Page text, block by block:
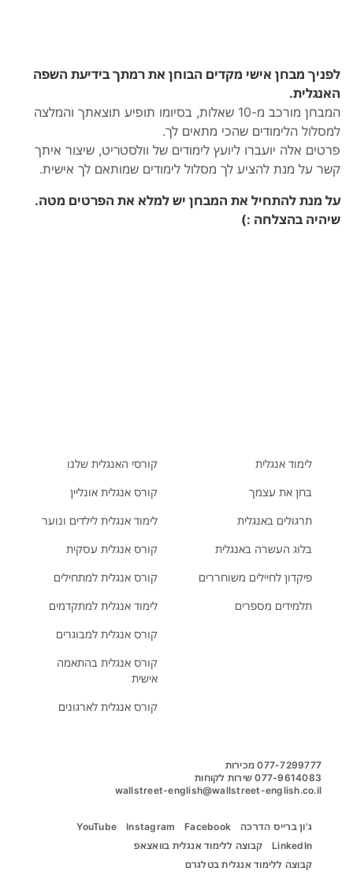
לפניך מבחן אישי מקדים הבוחן את רמתך בידיעת השפה
האנגלית.
המבחן מורכב מ-10 שאלות, בסיומו תופיע תוצאתך והמלצה
למסלול הלימודים שהכי מתאים לך.
פרטים אלה יועברו ליועץ לימודים של וולסטריט, שיצור איתך
קשר על מנת להציע לך מסלול לימודים שמותאם לך אישית.
על מנת להתחיל את המבחן יש למלא את הפרטים מטה.
שיהיה בהצלחה :)
לימוד אנגלית
בחן את עצמך
תרגולים באנגלית
בלוג העשרה באנגלית
פיקדון לחיילים משוחררים
תלמידים מספרים
קורסי האנגלית שלנו
קורס אנגלית אונליין
לימוד אנגלית לילדים ונוער
קורס אנגלית עסקית
קורס אנגלית למתחילים
לימוד אנגלית למתקדמים
קורס אנגלית למבוגרים
קורס אנגלית בהתאמה
אישית
קורס אנגלית לארגונים
077-9614083 שירות לקוחות
wallstreet-english@wallstreet-english.co.il
ג'ון ברייס הדרכה Facebook
Instagram
YouTube
LinkedIn
קבוצה ללימוד אנגלית בוואצאפ
קבוצה ללימוד אנגלית בטלגרם